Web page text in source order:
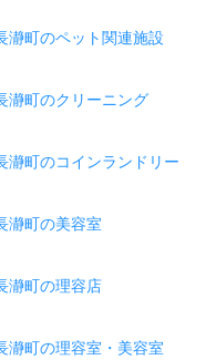
瀞町のペット関連施設
瀞町のクリーニング
瀞町のコインランドリー
瀞町の美容室
瀞町の理容店
瀞町の理容室・美容室